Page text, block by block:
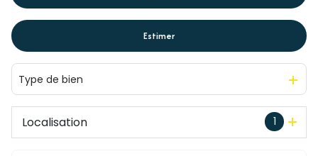
Du neuf
De l'immo pro
De l'immo pro
Estimer
Type de bien
1
Localisation